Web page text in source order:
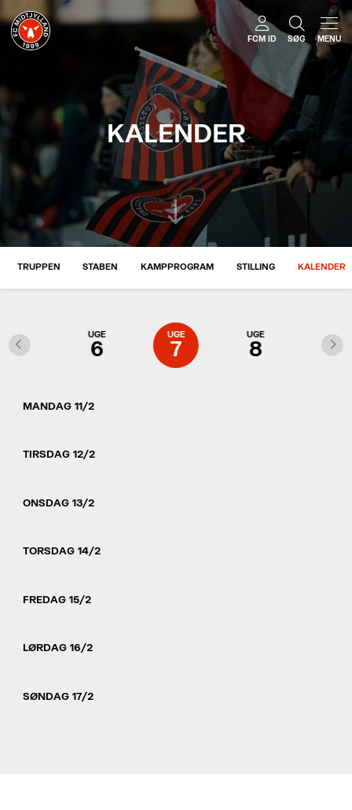
FCM ID SØG MENU
KALENDER
TRUPPEN STABEN KAMPPROGRAM STILLING KALENDER
UGE
5
UGE
6
UGE
7
UGE
8
UGE
9
MANDAG 11/2
TIRSDAG 12/2
ONSDAG 13/2
TORSDAG 14/2
FREDAG 15/2
LØRDAG 16/2
SØNDAG 17/2